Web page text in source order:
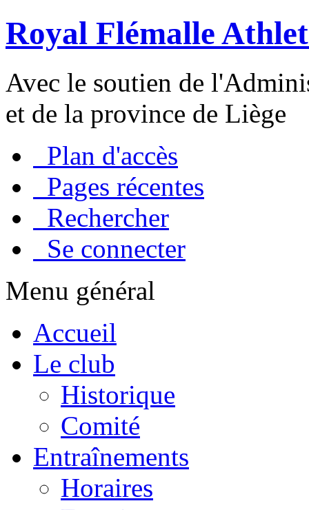
Royal Flémalle
Avec le soutien de
et de la province de Liège
Plan d'accès
Pages récentes
Rechercher
Se connecter
Menu général
Accueil
Le club
Historique
Comité
Entraînements
Horaires